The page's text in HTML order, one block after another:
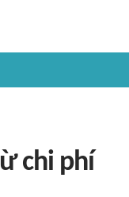
chi phí